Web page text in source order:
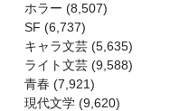
ホラー (8,507)
SF (6,737)
キャラ文芸 (5,635)
ライト文芸 (9,588)
青春 (7,921)
現代文学 (9,620)